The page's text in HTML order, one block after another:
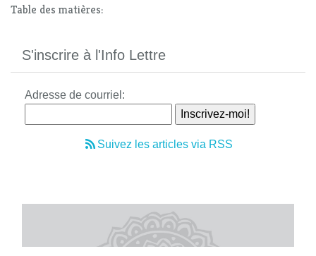
Table des matières:
S'inscrire à l'Info Lettre
Adresse de courriel:
Suivez les articles via RSS